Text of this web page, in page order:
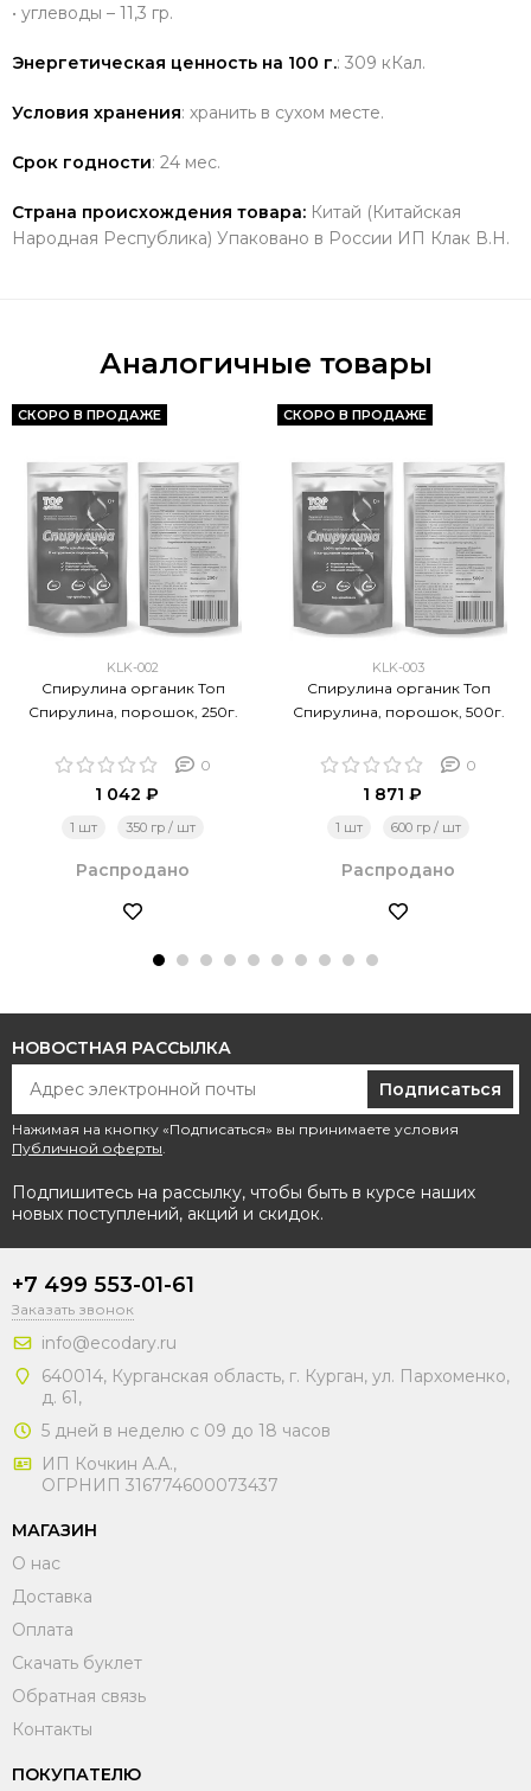
• углеводы – 11,3 гр.
Энергетическая ценность на 100 г.: 309 кКал.
Условия хранения: хранить в сухом месте.
Срок годности: 24 мес.
Страна происхождения товара: Китай (Китайская
Народная Республика) Упаковано в России ИП Клак В.Н.
Аналогичные товары
СКОРО В ПРОДАЖЕ
KLK-002
Спирулина органик Топ
Спирулина, порошок, 250г.
0
1 042 ₽
1 шт 350 гр / шт
Распродано
СКОРО В ПРОДАЖЕ
KLK-003
Спирулина органик Топ
Спирулина, порошок, 500г.
0
1 871 ₽
1 шт 600 гр / шт
Распродано
НОВОСТНАЯ РАССЫЛКА
Подписаться
Нажимая на кнопку «Подписаться» вы принимаете условия
Публичной оферты
Подпишитесь на рассылку, чтобы быть в курсе наших
новых поступлений, акций и скидок.
+7 499 553-01-61
Заказать звонок
info@ecodary.ru
640014, Курганская область, г. Курган, ул. Пархоменко,
д. 61,
5 дней в неделю с 09 до 18 часов
ИП Кочкин А.А.,
ОГРНИП 316774600073437
МАГАЗИН
О нас
Доставка
Оплата
Скачать буклет
Обратная связь
Контакты
ПОКУПАТЕЛЮ